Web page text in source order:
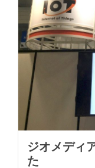
ジオメディ
た